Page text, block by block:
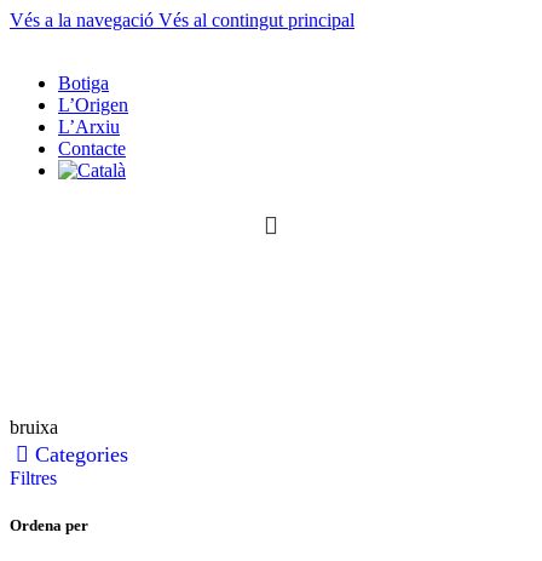
Vés a la navegació Vés al contingut principal
Botiga
L’Origen
L’Arxiu
Contacte
bruixa
Categories
Filtres
Ordena per